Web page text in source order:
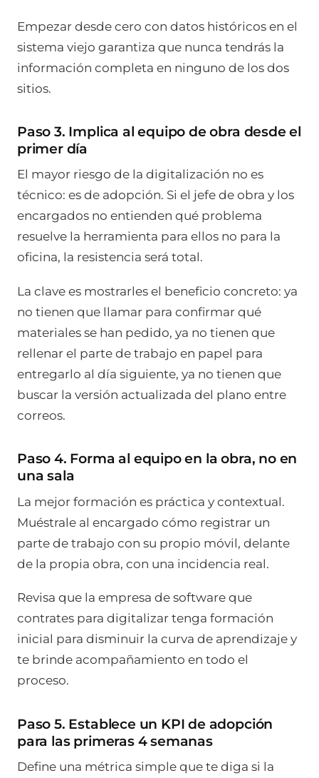
Empezar desde cero con datos históricos en el
sistema viejo garantiza que nunca tendrás la
información completa en ninguno de los dos
sitios.
Paso 3. Implica al equipo de obra desde el
primer día
El mayor riesgo de la digitalización no es
técnico: es de adopción. Si el jefe de obra y los
encargados no entienden qué problema
resuelve la herramienta para ellos no para la
oficina, la resistencia será total.
La clave es mostrarles el beneficio concreto: ya
no tienen que llamar para confirmar qué
materiales se han pedido, ya no tienen que
rellenar el parte de trabajo en papel para
entregarlo al día siguiente, ya no tienen que
buscar la versión actualizada del plano entre
correos.
Paso 4. Forma al equipo en la obra, no en
una sala
La mejor formación es práctica y contextual.
Muéstrale al encargado cómo registrar un
parte de trabajo con su propio móvil, delante
de la propia obra, con una incidencia real.
Revisa que la empresa de software que
contrates para digitalizar tenga formación
inicial para disminuir la curva de aprendizaje y
te brinde acompañamiento en todo el
proceso.
Paso 5. Establece un KPI de adopción
para las primeras 4 semanas
Define una métrica simple que te diga si la